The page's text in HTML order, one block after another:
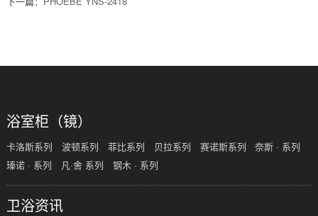
浴室柜（镜）
卡洛斯系列 波顿系列 菲比系列 贝拉系列 赛诺斯系列
奈斯 · 系列
瑧诺 · 系列
凡·舍 系列 钢木 · 系列
卫浴资讯